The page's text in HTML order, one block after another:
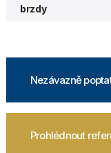
brzdy
Nezávazně
Prohlédnout